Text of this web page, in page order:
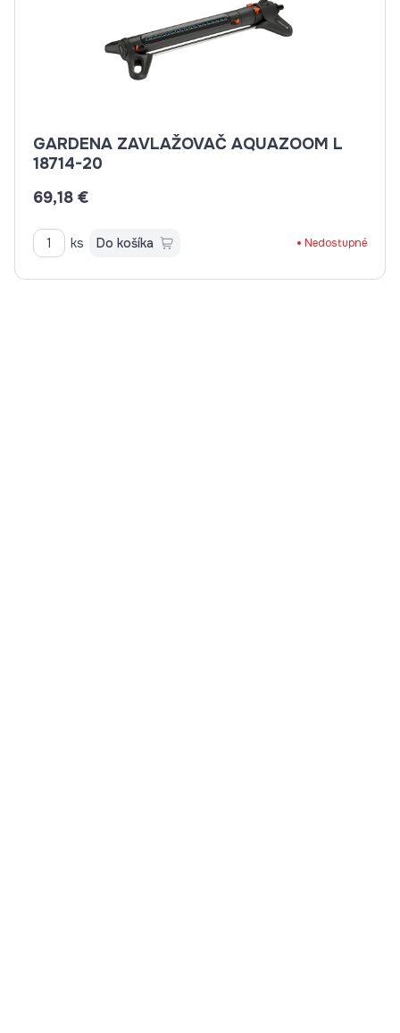
GARDENA ZAVLAŽOVAČ AQUAZOOM L
18714-20
69,18 €
ks Do košíka Nedostupné